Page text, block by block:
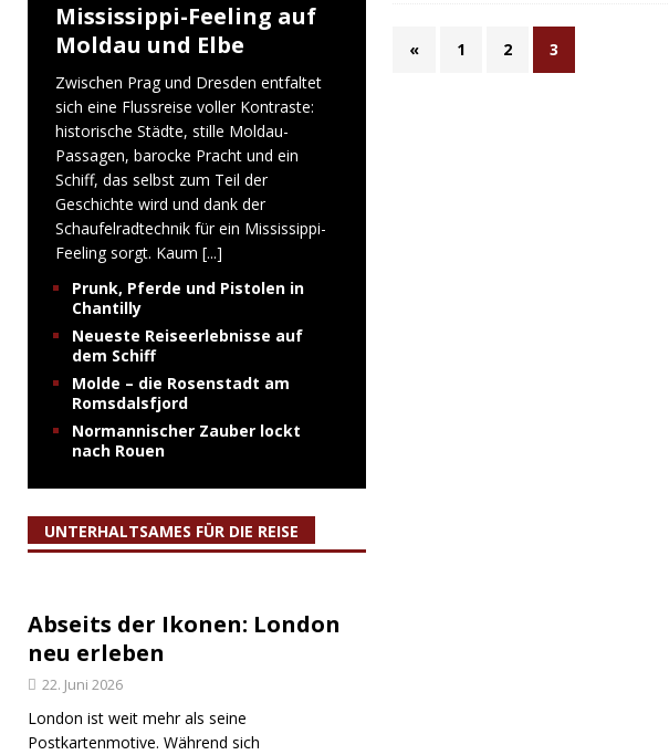
« 1 2 3
Mississippi-Feeling auf
Moldau und Elbe
Zwischen Prag und Dresden entfaltet
sich eine Flussreise voller Kontraste:
historische Städte, stille Moldau-
Passagen, barocke Pracht und ein
Schiff, das selbst zum Teil der
Geschichte wird und dank der
Schaufelradtechnik für ein Mississippi-
Feeling sorgt. Kaum [...]
Prunk, Pferde und Pistolen in
Chantilly
Neueste Reiseerlebnisse auf
dem Schiff
Molde – die Rosenstadt am
Romsdalsfjord
Normannischer Zauber lockt
nach Rouen
UNTERHALTSAMES FÜR DIE REISE
Abseits der Ikonen: London
neu erleben
22. Juni 2026
London ist weit mehr als seine
Postkartenmotive. Während sich